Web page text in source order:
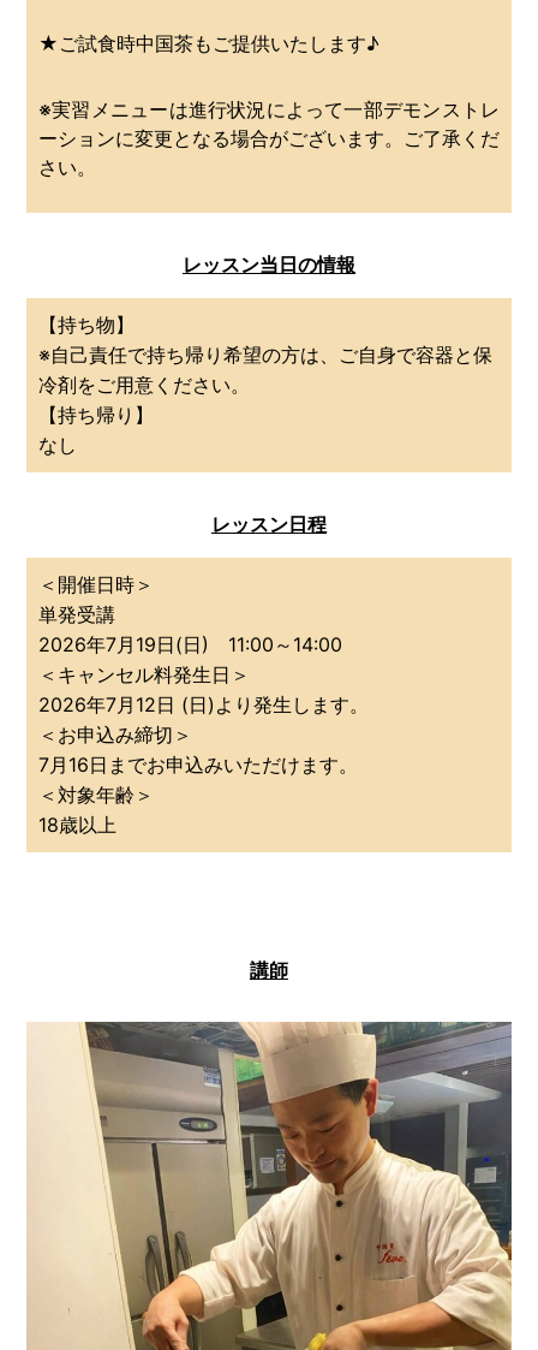
★ご試食時中国茶もご提供いたします♪
※実習メニューは進行状況によって一部デモンストレ
ーションに変更となる場合がございます。ご了承くだ
さい。
レッスン当日の情報
【持ち物】
※自己責任で持ち帰り希望の方は、ご自身で容器と保
冷剤をご用意ください。
【持ち帰り】
なし
レッスン日程
＜開催日時＞
単発受講
2026年7月19日(日) 11:00～14:00
＜キャンセル料発生日＞
2026年7月12日 (日)より発生します。
＜お申込み締切＞
7月16日までお申込みいただけます。
＜対象年齢＞
18歳以上
講師